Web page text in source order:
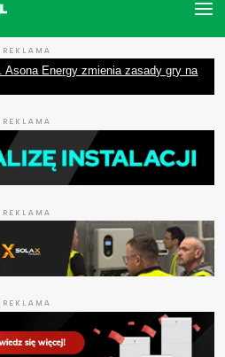
REKLAMA
Energy zmienia zasady gry na
REKLAMA
REKLAMA
REKLAMA